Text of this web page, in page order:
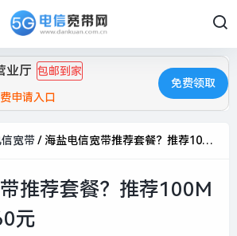
业厅 包邮到家
申请入口
免费领取
宽带/ 海盐电信宽带推荐套餐？推荐100M包年只需360元
推荐套餐？推荐100M
元